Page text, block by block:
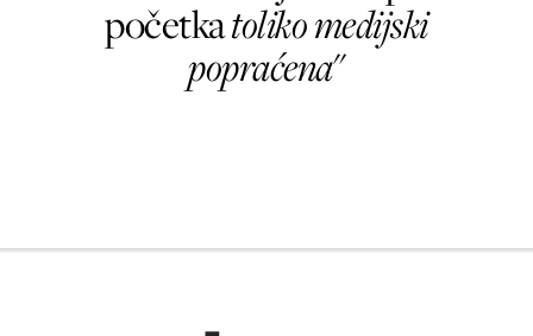
početkatoliko medijski
popraćena"